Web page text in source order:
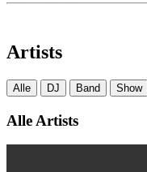
Artists
Alle DJ Band Show
Alle Artists